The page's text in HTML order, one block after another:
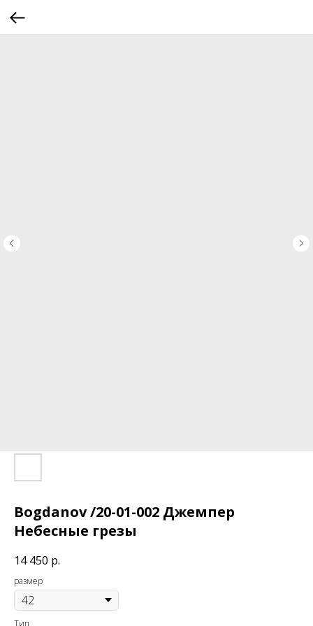
Bogdanov /20-01-002 Джемпер
Небесные грезы
14 450 р.
размер